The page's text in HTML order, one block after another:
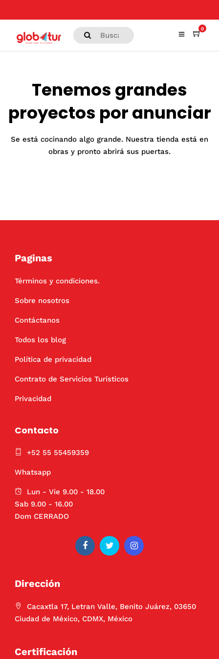
0
Tenemos grandes
proyectos por anunciar
Se está cocinando algo grande. Nuestra tienda está en
obras y pronto abrirá sus puertas.
Paginas
Términos y condiciones.
Sobre nosotros
Contáctanos
Todos los blog
Política de privacidad
Contrato de Servicios Turísticos
Privacidad
Contacto
+52 55 55459359
Whatsapp
Lun - Vie 9.00 - 18.00
Sab 9.00 - 16.00
Dom CERRADO
Dirección
Cacaxtla 17, Letran Valle, Benito Juárez, 03650
Ciudad de México, CDMX, México
Certificación